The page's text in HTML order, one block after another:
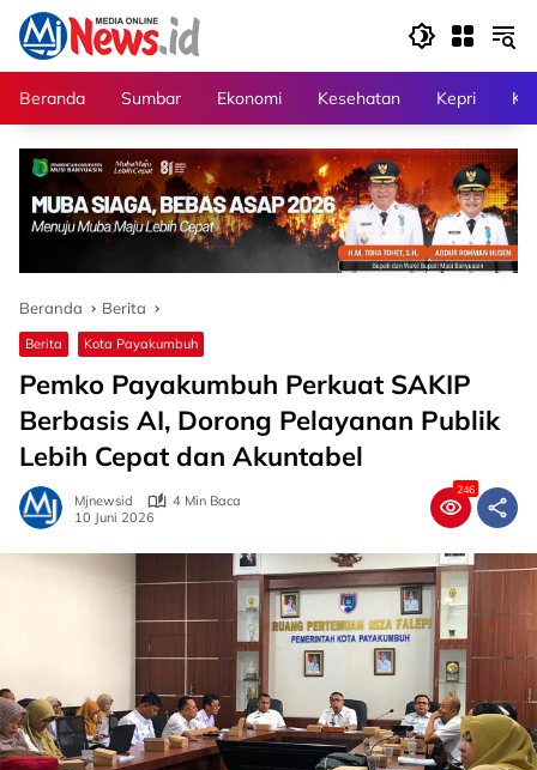
Langsung
konten
Beranda
Sumbar Ekonomi Kesehatan Kepri
Beranda Berita
Berita Kota Payakumbuh
Pemko Payakumbuh Perkuat SAKIP
Berbasis AI, Dorong Pelayanan Publik
Lebih Cepat dan Akuntabel
Mjnewsid
4 Min Baca
10 Juni 2026
246